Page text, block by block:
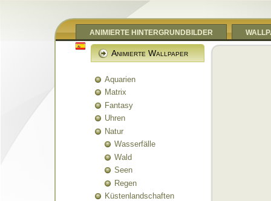
ANIMIERTE HINTERGRUNDBILDER
Animierte Wallpaper
Aquarien
Matrix
Fantasy
Uhren
Natur
Wasserfälle
Wald
Seen
Regen
Küstenlandschaften